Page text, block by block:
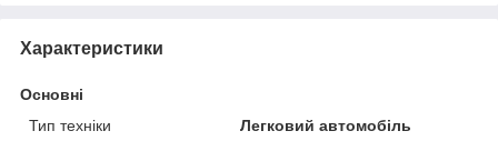
Характеристики
Основні
Тип техніки
Легковий автомобіль